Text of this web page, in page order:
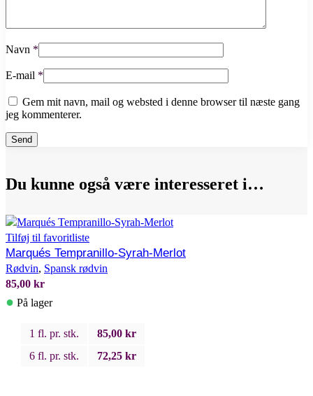
Navn *
E-mail *
Gem mit navn, mail og websted i denne browser til næste gang
jeg kommenterer.
Du kunne også være interesseret i…
Tilføj til favoritliste
Marqués Tempranillo-Syrah-Merlot
Rødvin, Spansk rødvin
85,00 kr
● På lager
1 fl. pr. stk. 85,00 kr
6 fl. pr. stk.
72,25 kr